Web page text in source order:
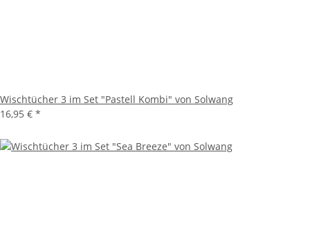
Wischtücher 3 im Set "Pastell Kombi" von Solwang
16,95 € *